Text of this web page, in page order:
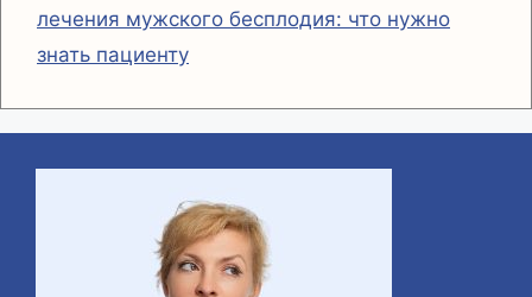
n
k
в
и
т
лечения мужского бесплодия: что нужно
знать пациенту